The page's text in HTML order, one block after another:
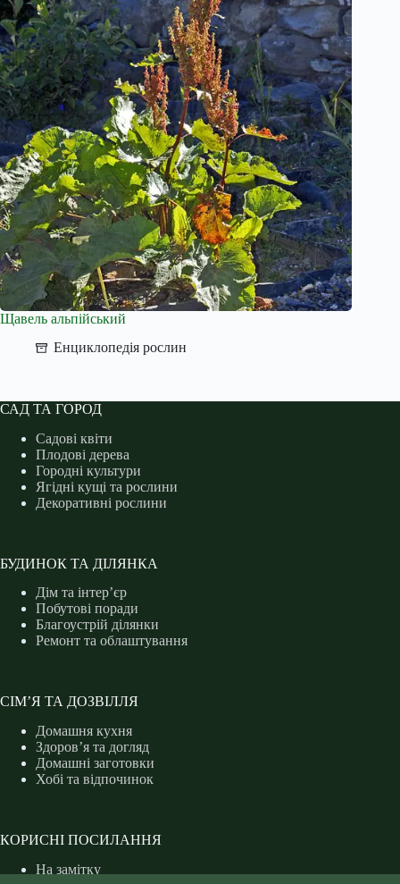
Щавель альпійський
Енциклопедія рослин
САД ТА ГОРОД
Садові квіти
Плодові дерева
Городні культури
Ягідні кущі та рослини
Декоративні рослини
БУДИНОК ТА ДІЛЯНКА
Дім та інтер’єр
Побутові поради
Благоустрій ділянки
Ремонт та облаштування
СІМ’Я ТА ДОЗВІЛЛЯ
Домашня кухня
Здоров’я та догляд
Домашні заготовки
Хобі та відпочинок
КОРИСНІ ПОСИЛАННЯ
На замітку